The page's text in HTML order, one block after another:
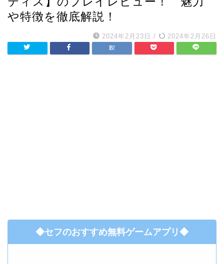
や特徴を徹底解説！
2024年2月23日 / 2024年2月26日
◆セフのおすすめ無料ゲームアプリ◆